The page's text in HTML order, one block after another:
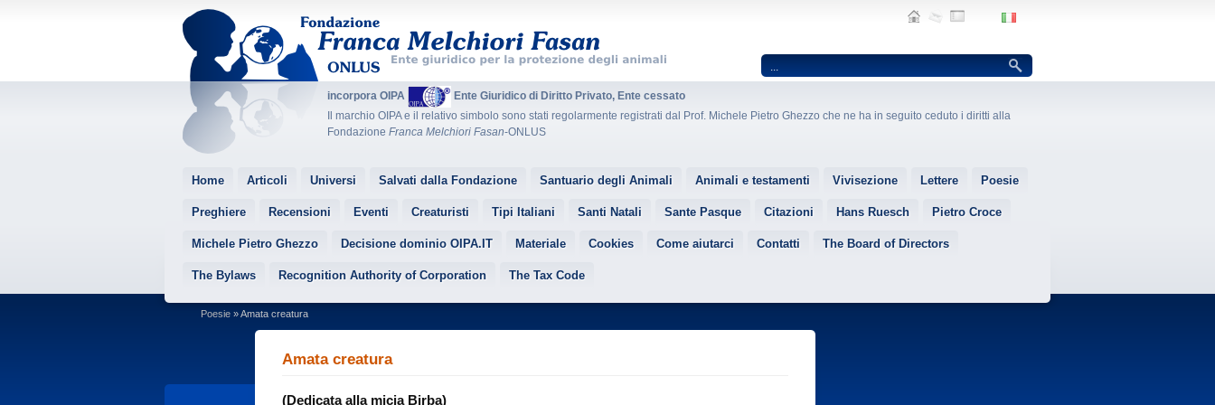
incorpora OIPA
Ente Giuridico di Diritto Privato, Ente cessato
Il marchio OIPA e il relativo simbolo sono stati regolarmente registrati dal Prof. Michele Pietro Ghezzo che ne ha in seguito ceduto i diritti alla
Fondazione Franca Melchiori Fasan-ONLUS
Home Articoli Universi Salvati dalla Fondazione Santuario degli Animali Animali e testamenti Vivisezione Lettere Poesie
Preghiere Recensioni Eventi Creaturisti Tipi Italiani Santi Natali Sante Pasque Citazioni Hans Ruesch Pietro Croce
Michele Pietro Ghezzo Decisione dominio OIPA.IT Materiale Cookies Come aiutarci Contatti The Board of Directors
The Bylaws Recognition Authority of Corporation The Tax Code
Poesie » Amata creatura
Amata creatura
(Dedicata alla micia Birba)